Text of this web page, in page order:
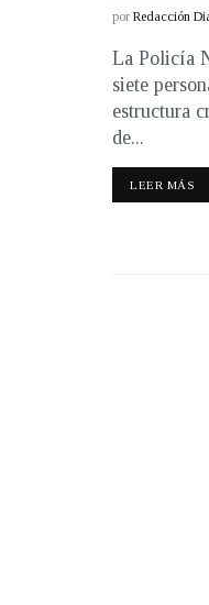
por Redacción
La Policía
siete
estructura
de...
LEER MÁS